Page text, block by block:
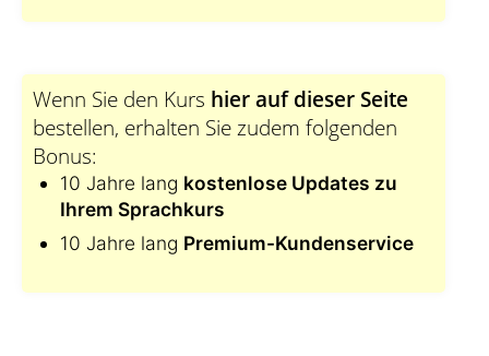
Wenn Sie den Kurs hier auf dieser Seite
bestellen, erhalten Sie zudem folgenden
Bonus:
10 Jahre lang kostenlose Updates zu
Ihrem Sprachkurs
10 Jahre lang Premium-Kundenservice